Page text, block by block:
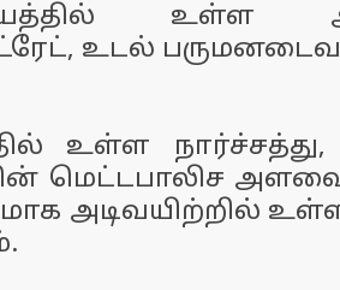
உள்ள
உடல்
உள்ள நார்ச்சத்து,
மெட்டபாலிச
அடிவயிற்றில்